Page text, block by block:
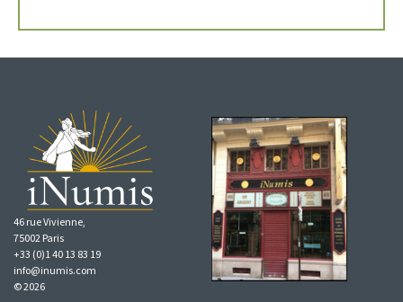
46 rue Vivienne,
75002 Paris
+33 (0)1 40 13 83 19
info@inumis.com
© 2026